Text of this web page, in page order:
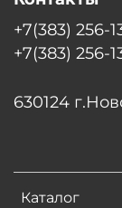
Каталог
+7(383) 256-
+7(383) 256-
630124